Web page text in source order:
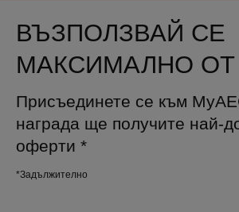
ВЪЗПОЛЗВАЙ СЕ
МАКСИМАЛНО ОТ
Присъединете се към
награда ще получите най-
оферти *
*Задължително